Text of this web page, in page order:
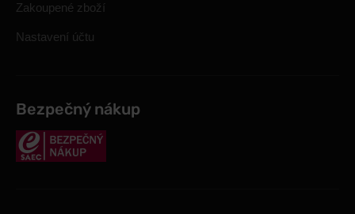
Zakoupené zboží
Nastavení účtu
Bezpečný nákup